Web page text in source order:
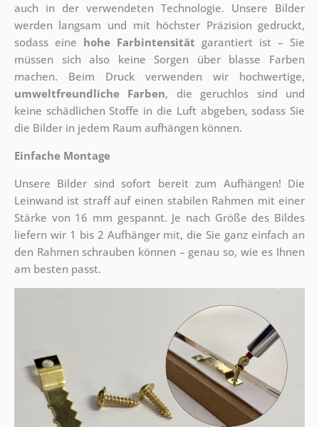
auch in der verwendeten Technologie. Unsere Bilder
werden langsam und mit höchster Präzision gedruckt,
sodass eine hohe Farbintensität garantiert ist – Sie
müssen sich also keine Sorgen über blasse Farben
machen. Beim Druck verwenden wir hochwertige,
umweltfreundliche Farben, die geruchlos sind und
keine schädlichen Stoffe in die Luft abgeben, sodass Sie
die Bilder in jedem Raum aufhängen können.
Einfache Montage
Unsere Bilder sind sofort bereit zum Aufhängen! Die
Leinwand ist straff auf einen stabilen Rahmen mit einer
Stärke von 16 mm gespannt. Je nach Größe des Bildes
liefern wir 1 bis 2 Aufhänger mit, die Sie ganz einfach an
den Rahmen schrauben können – genau so, wie es Ihnen
am besten passt.